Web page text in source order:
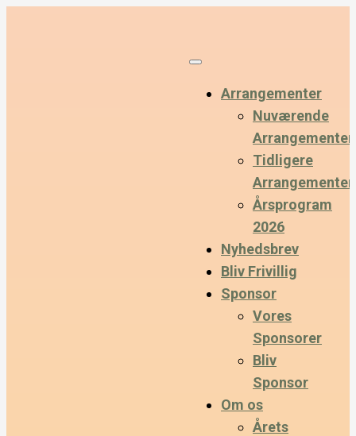
Arrangementer
Nuværende
Arrangementer
Tidligere
Arrangementer
Årsprogram
2026
Nyhedsbrev
Bliv Frivillig
Sponsor
Vores
Sponsorer
Bliv
Sponsor
Om os
Årets